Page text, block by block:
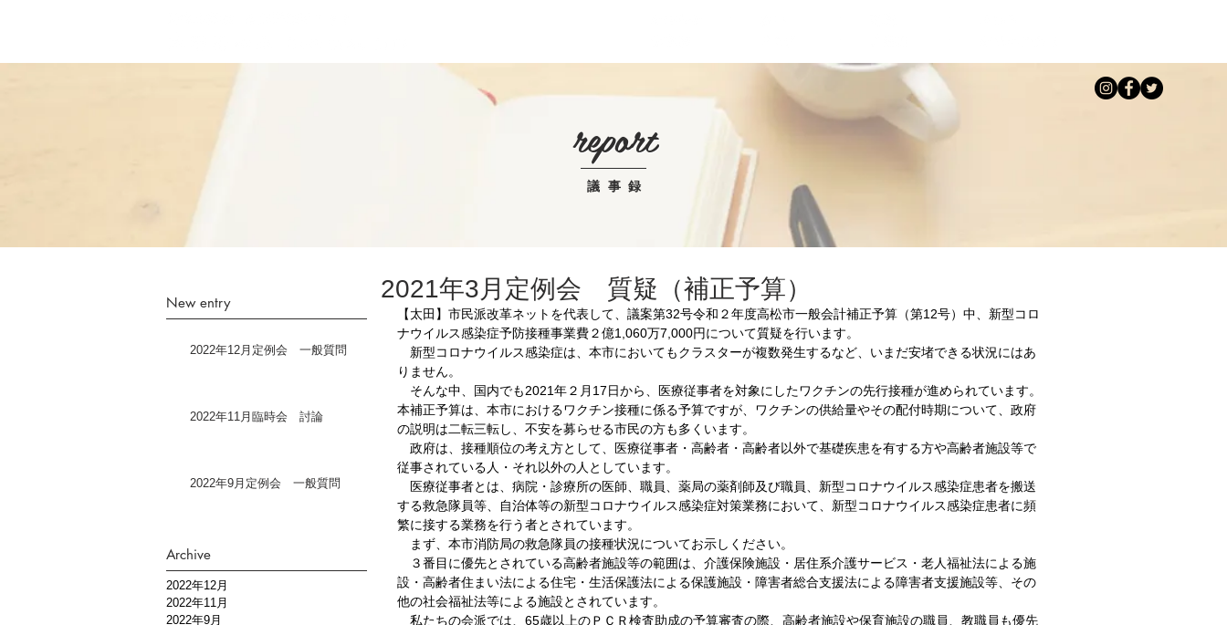
report
report
議事録
2021年3月定例会 質疑（補正予算）
【太田】市民派改革ネットを代表して、議案第32号令和２年度高松市一般会計補正予算（第12号）中、新型コロ
ナウイルス感染症予防接種事業費２億1,060万7,000円について質疑を行います。
新型コロナウイルス感染症は、本市においてもクラスターが複数発生するなど、いまだ安堵できる状況にはあ
りません。
そんな中、国内でも2021年２月17日から、医療従事者を対象にしたワクチンの先行接種が進められています。
本補正予算は、本市におけるワクチン接種に係る予算ですが、ワクチンの供給量やその配付時期について、政府
の説明は二転三転し、不安を募らせる市民の方も多くいます。
政府は、接種順位の考え方として、医療従事者・高齢者・高齢者以外で基礎疾患を有する方や高齢者施設等で
従事されている人・それ以外の人としています。
医療従事者とは、病院・診療所の医師、職員、薬局の薬剤師及び職員、新型コロナウイルス感染症患者を搬送
する救急隊員等、自治体等の新型コロナウイルス感染症対策業務において、新型コロナウイルス感染症患者に頻
繁に接する業務を行う者とされています。
まず、本市消防局の救急隊員の接種状況についてお示しください。
３番目に優先とされている高齢者施設等の範囲は、介護保険施設・居住系介護サービス・老人福祉法による施
設・高齢者住まい法による住宅・生活保護法による保護施設・障害者総合支援法による障害者支援施設等、その
他の社会福祉法等による施設とされています。
私たちの会派では、65歳以上のＰＣＲ検査助成の予算審査の際、高齢者施設や保育施設の職員、教職員も優先
New entry
2022年12月定例会 一般質問
2022年11月臨時会 討論
2022年9月定例会 一般質問
Archive
2022年12月
2022年11月
2022年9月